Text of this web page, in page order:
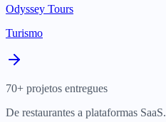
Odyssey Tours
Turismo
70+ projetos entregues
De restaurantes a plataformas SaaS.